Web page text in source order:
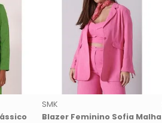
SMK
Blazer Feminino Sofia Malha